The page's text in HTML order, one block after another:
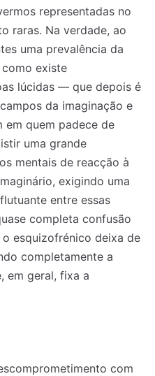
representadas no
raras. Na verdade, ao
uma prevalência da
existe
lúcidas — que depois é
da imaginação e
em quem padece de
uma grande
mentais de reacção à
exigindo uma
entre essas
completa confusão
esquizofrénico deixa de
completamente a
em geral, fixa a
com